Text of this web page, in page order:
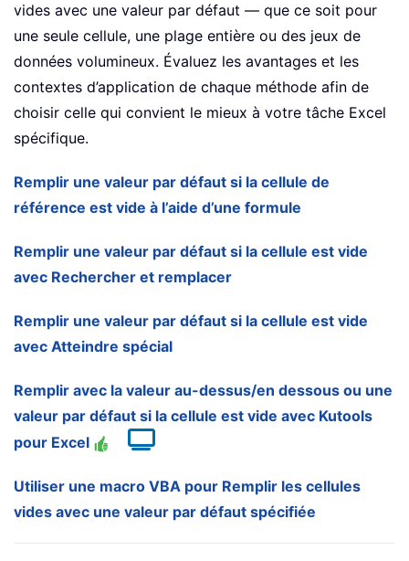
vides avec une valeur par défaut — que ce soit pour
une seule cellule, une plage entière ou des jeux de
données volumineux. Évaluez les avantages et les
contextes d’application de chaque méthode afin de
choisir celle qui convient le mieux à votre tâche Excel
spécifique.
Remplir une valeur par défaut si la cellule de
référence est vide à l’aide d’une formule
Remplir une valeur par défaut si la cellule est vide
avec Rechercher et remplacer
Remplir une valeur par défaut si la cellule est vide
avec Atteindre spécial
Remplir avec la valeur au-dessus/en dessous ou une
valeur par défaut si la cellule est vide avec Kutools
pour Excel
Utiliser une macro VBA pour Remplir les cellules
vides avec une valeur par défaut spécifiée